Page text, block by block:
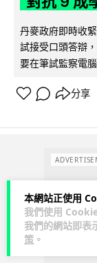
本網站正使用
我們使用
我們的網站即表
策 。
丹麥政府即時收
試接受口頭答辯
要在筆試監察電
分享